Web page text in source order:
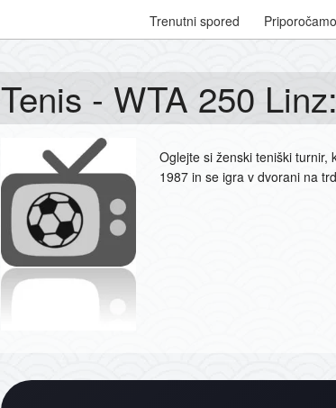
Trenutni spored Priporočamo
Tenis - WTA 250
Oglejte si ženski teniški turnir,
1987 in se igra v dvorani na